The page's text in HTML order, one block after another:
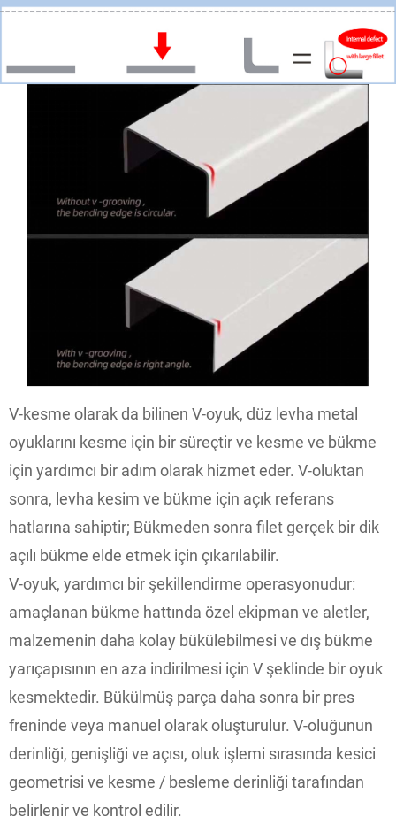
V-kesme olarak da bilinen V-oyuk, düz levha metal
oyuklarını kesme için bir süreçtir ve kesme ve bükme
için yardımcı bir adım olarak hizmet eder. V-oluktan
sonra, levha kesim ve bükme için açık referans
hatlarına sahiptir; Bükmeden sonra filet gerçek bir dik
açılı bükme elde etmek için çıkarılabilir.
V-oyuk, yardımcı bir şekillendirme operasyonudur:
amaçlanan bükme hattında özel ekipman ve aletler,
malzemenin daha kolay bükülebilmesi ve dış bükme
yarıçapısının en aza indirilmesi için V şeklinde bir oyuk
kesmektedir. Bükülmüş parça daha sonra bir pres
freninde veya manuel olarak oluşturulur. V-oluğunun
derinliği, genişliği ve açısı, oluk işlemi sırasında kesici
geometrisi ve kesme / besleme derinliği tarafından
belirlenir ve kontrol edilir.